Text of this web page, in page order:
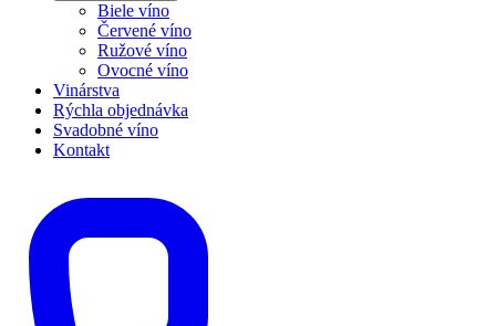
Biele víno
Červené víno
Ružové víno
Ovocné víno
Vinárstva
Rýchla objednávka
Svadobné víno
Kontakt